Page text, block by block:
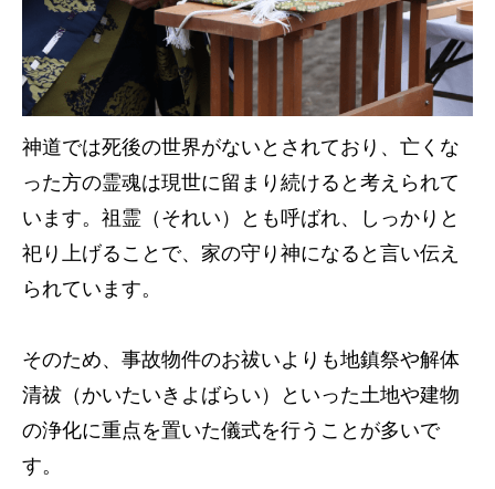
神道では死後の世界がないとされており、亡くな
った方の霊魂は現世に留まり続けると考えられて
います。祖霊（それい）とも呼ばれ、しっかりと
祀り上げることで、家の守り神になると言い伝え
られています。
そのため、事故物件のお祓いよりも地鎮祭や解体
清祓（かいたいきよばらい）といった土地や建物
の浄化に重点を置いた儀式を行うことが多いで
す。